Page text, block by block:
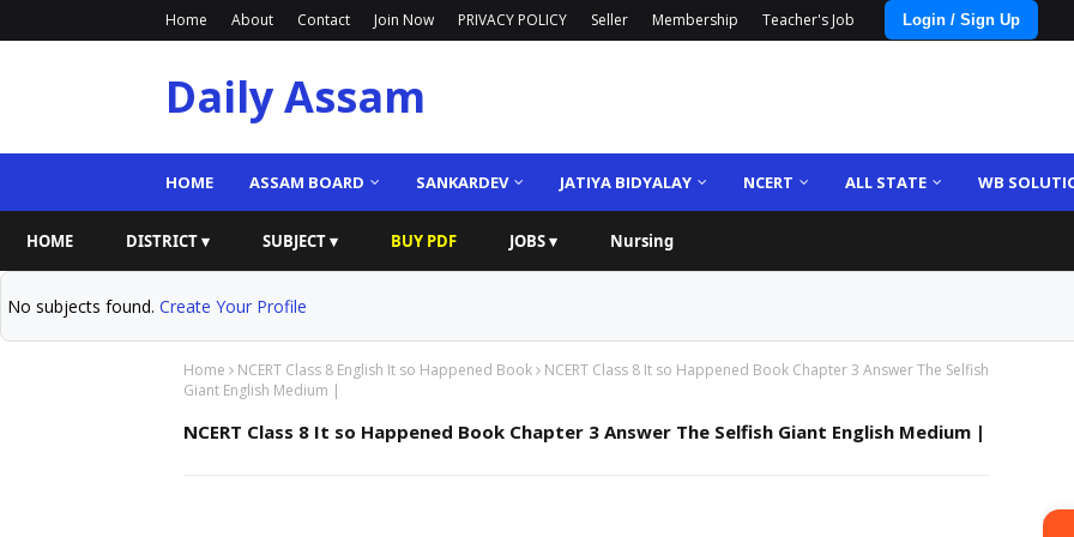
Home About Contact Join Now PRIVACY POLICY Seller Membership Teacher's Job Login / Sign Up
Daily Assam
HOME ASSAM BOARD SANKARDEV JATIYA BIDYALAY NCERT ALL STATE WB
HOME DISTRICT ▾ SUBJECT ▾ BUY PDF JOBS ▾ Nursing
No subjects found. Create Your Profile
Home NCERT Class 8 English It so Happened Book
NCERT Class 8 It so Happened Book Chapter 3 Answer The Selfish
Giant English Medium |
NCERT Class 8 It so Happened Book Chapter 3 Answer The Selfish Giant English Medium |